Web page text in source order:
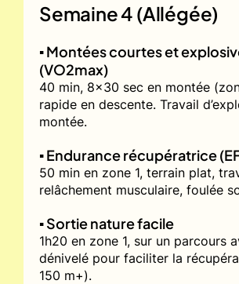
Semaine 4 (Allégée)
▪️ Montées courtes et
(VO2max)
40 min, 8x30 sec en montée
rapide en descente. Travail
montée.
▪️ Endurance récupératrice
50 min en zone 1, terrain plat,
relâchement musculaire, foulée
▪️ Sortie nature facile
1h20 en zone 1, sur un parcours
dénivelé pour faciliter la
150 m+).